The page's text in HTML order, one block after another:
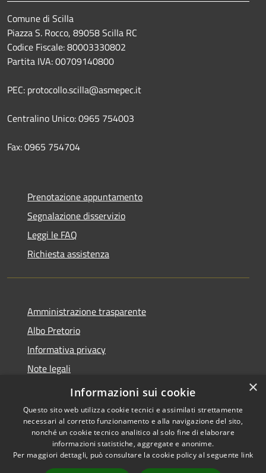
Comune di Scilla
Piazza S. Rocco, 89058 Scilla RC
Codice Fiscale: 80003330802
Partita IVA: 00709140800
PEC: protocollo.scilla@asmepec.it
Centralino Unico: 0965 754003
Fax: 0965 754704
Prenotazione appuntamento
Segnalazione disservizio
Leggi le FAQ
Richiesta assistenza
Amministrazione trasparente
Albo Pretorio
Informativa privacy
Note legali
Dichiarazione di accessibilità
Accessibilità
Copyright © 2026 • Comune di
Scilla • Powered by
×
Informazioni sui cookie
Questo sito web utilizza cookie tecnici e assimilati strettamente
necessari al corretto funzionamento e alla navigazione del sito,
nonché un cookie tecnico analitico al solo fine di elaborare
informazioni statistiche, aggregate e anonime.
Per maggiori dettagli, può consultare la cookie policy al seguente link